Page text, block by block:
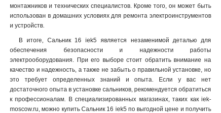
монтажников и технических специалистов. Кроме того, он может быть
использован в домашних условиях для ремонта электроинструментов
и устройств.
В итоге, Сальник 16 iek5 является незаменимой деталью для
обеспечения безопасности и надежности работы
электрооборудования. При его выборе стоит обратить внимание на
качество и надежность, а также не забыть о правильной установке, но
это требует определенных знаний и опыта. Если у вас нет
достаточного опыта в установке сальников, рекомендуется обратиться
к профессионалам. В специализированных магазинах, таких как iek-
moscow.ru, можно купить Сальник 16 iek5 по выгодной цене и получить